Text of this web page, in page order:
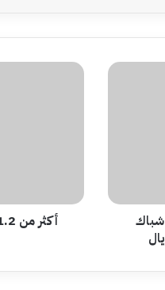
شباك
أكثر
المسيرة